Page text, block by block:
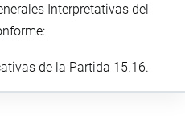
Interpretativas del
de la Partida 15.16.